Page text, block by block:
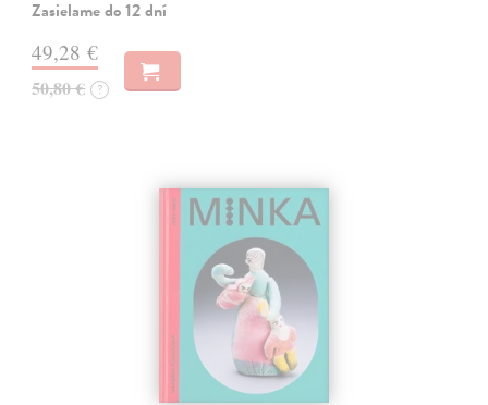
Zasielame do 12 dní
49,28 €
50,80 € ?